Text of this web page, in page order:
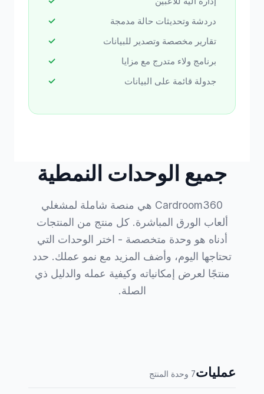
دردشة وتحديثات حالة مدمجة
تقارير مخصصة وتصدير للبيانات
برنامج ولاء متدرج مع مزايا
جدولة قائمة على البيانات
جميع الوحدات النمطية
Cardroom360 هي منصة شاملة لمشغلي
ألعاب الورق المباشرة. كل منتج من المنتجات
أدناه هو وحدة متخصصة - اختر الوحدات التي
تحتاجها اليوم، وأضف المزيد مع نمو عملك. حدد
منتجًا لعرض إمكانياته وكيفية عمله والدليل ذي
الصلة.
عمليات7 وحدة المنتج